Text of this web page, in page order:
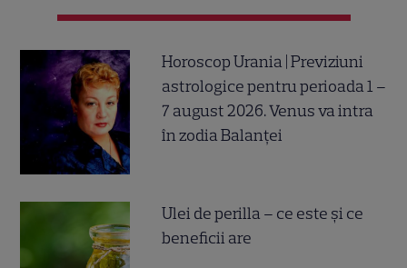
Horoscop Urania | Previziuni
astrologice pentru perioada 1 –
7 august 2026. Venus va intra
în zodia Balanței
Ulei de perilla – ce este și ce
beneficii are